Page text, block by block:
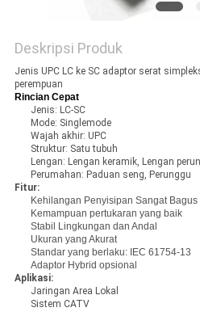
Deskripsi Produk
Jenis UPC LC ke SC adaptor serat
perempuan
Rincian Cepat
Jenis: LC-SC
Mode: Singlemode
Wajah akhir: UPC
Struktur: Satu tubuh
Lengan: Lengan keramik, Lengan
Perumahan: Paduan seng, Perunggu
Fitur:
Kehilangan Penyisipan Sangat Bagus
Kemampuan pertukaran yang baik
Stabil Lingkungan dan Andal
Ukuran yang Akurat
Standar yang berlaku: IEC 61754-13
Adaptor Hybrid opsional
Aplikasi:
Jaringan Area Lokal
Sistem CATV